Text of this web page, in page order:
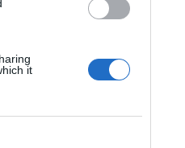
it
νέα σχολική περίοδο, το
σχολείων, που
εκτελούν τα ΚΤΕΛ στην Θεσσαλία"